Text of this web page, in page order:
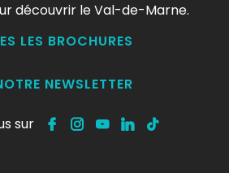
découvrir le Val-de-Marne.
LES BROCHURES
NEWSLETTER
sur